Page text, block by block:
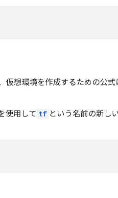
仮想環境を作成するための公式
使用して tf という名前の新し